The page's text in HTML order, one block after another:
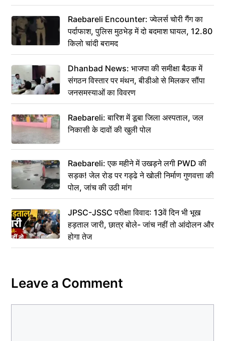
Raebareli Encounter: ज्वेलर्स चोरी गैंग का
पर्दाफाश, पुलिस मुठभेड़ में दो बदमाश घायल, 12.80
किलो चांदी बरामद
Dhanbad News: भाजपा की समीक्षा बैठक में
संगठन विस्तार पर मंथन, बीडीओ से मिलकर सौंपा
जनसमस्याओं का विवरण
Raebareli: बारिश में डूबा जिला अस्पताल, जल
निकासी के दावों की खुली पोल
Raebareli: एक महीने में उखड़ने लगी PWD की
सड़क! जेल रोड पर गड्ढे ने खोली निर्माण गुणवत्ता की
पोल, जांच की उठी मांग
JPSC-JSSC परीक्षा विवाद: 13वें दिन भी भूख
हड़ताल जारी, छात्र बोले- जांच नहीं तो आंदोलन और
होगा तेज
Leave a Comment